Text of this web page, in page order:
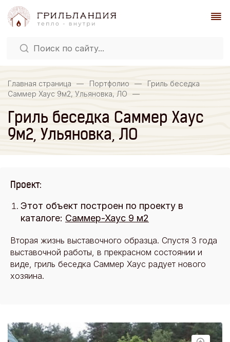
Главная страница — Портфолио —
Гриль беседка
Саммер Хаус 9м2, Ульяновка, ЛО
—
Гриль беседка Саммер Хаус
9м2, Ульяновка, ЛО
Проект:
Этот объект построен по проекту в
каталоге: Саммер-Хаус 9 м2
Вторая жизнь выставочного образца. Спустя 3 года
выставочной работы, в прекрасном состоянии и
виде, гриль беседка Саммер Хаус радует нового
хозяина.